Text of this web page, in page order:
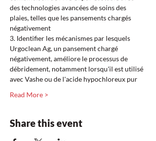
des technologies avancées de soins des
plaies, telles que les pansements chargés
négativement
3. Identifier les mécanismes par lesquels
Urgoclean Ag, un pansement chargé
négativement, améliore le processus de
débridement, notamment lorsqu'il est utilisé
avec Vashe ou de l'acide hypochloreux pur
Read More >
Share this event